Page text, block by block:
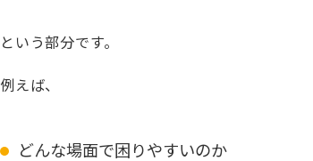
という部分です。
例えば、
どんな場面で困りやすいのか